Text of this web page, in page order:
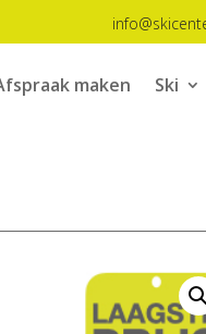
maken Ski